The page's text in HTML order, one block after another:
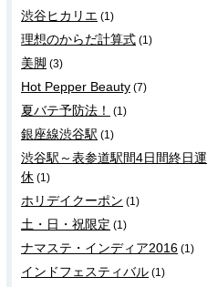
渋谷ヒカリエ (1)
理想のからだ計算式 (1)
美脚 (3)
Hot Pepper Beauty (7)
夏バテ予防法！ (1)
銀座線渋谷駅 (1)
渋谷駅～表参道駅間4日間終日運
休 (1)
ホリデイクーポン (1)
土・日・祝限定 (1)
ナマステ・インディア2016 (1)
インドフェスティバル (1)